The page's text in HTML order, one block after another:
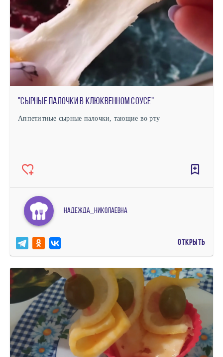
"Сырные палочки в клюквенном соусе"
Аппетитные сырные палочки, тающие во рту
Надежда_Николаевна
ОТКРЫТЬ